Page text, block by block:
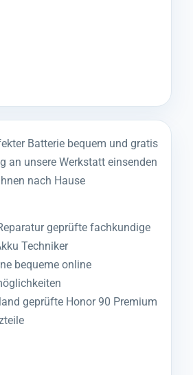
Batterie bequem und gratis
an unsere Werkstatt einsenden
nach Hause
geprüfte fachkundige
Techniker
bequeme online
geprüfte Honor 90 Premium